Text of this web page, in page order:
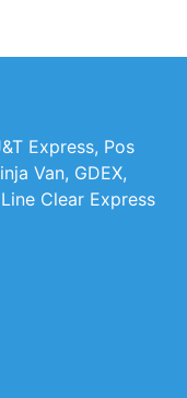
Express, Pos
Van, GDEX,
Clear Express